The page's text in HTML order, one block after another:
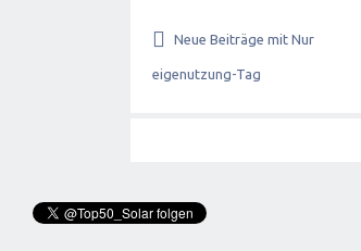
Neue Beiträge mit Nur
eigenutzung-Tag